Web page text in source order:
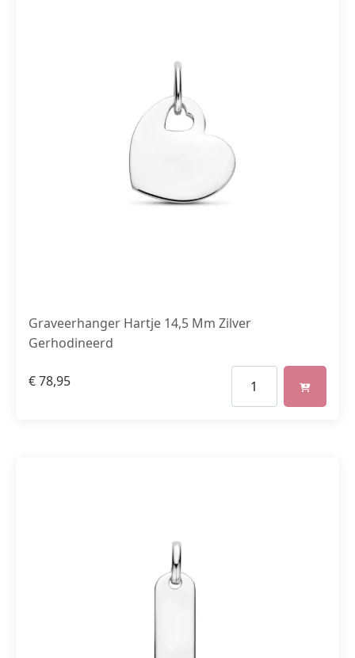
Graveerhanger Hartje 14,5 Mm Zilver
Gerhodineerd
€78,95